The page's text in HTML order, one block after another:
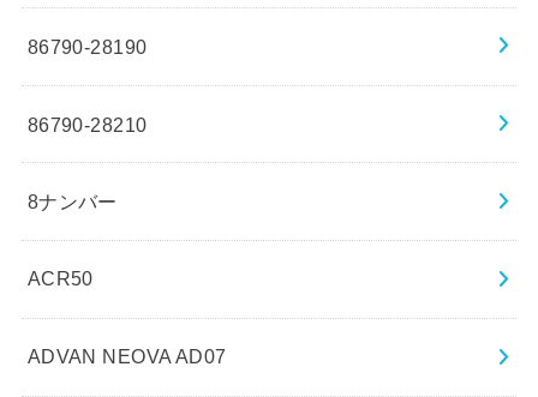
86790-28190
86790-28210
8ナンバー
ACR50
ADVAN NEOVA AD07